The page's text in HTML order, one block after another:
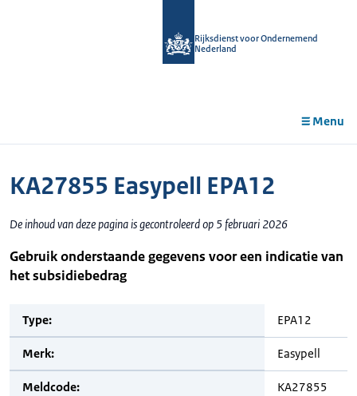
Rijksdienst voor Ondernemend
Nederland
Menu
KA27855 Easypell EPA12
De inhoud van deze pagina is gecontroleerd op 5 februari 2026
Gebruik onderstaande gegevens voor een indicatie van
het subsidiebedrag
Type: EPA12
Merk: Easypell
Meldcode: KA27855